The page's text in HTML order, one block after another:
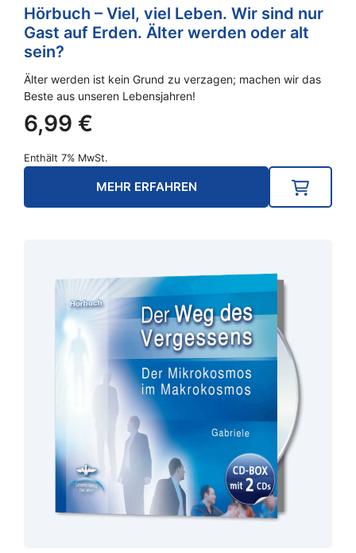
Hörbuch – Viel, viel Leben. Wir sind nur
Gast auf Erden. Älter werden oder alt
sein?
Älter werden ist kein Grund zu verzagen; machen wir das
Beste aus unseren Lebensjahren!
6,99 €
Enthält 7% MwSt.
MEHR ERFAHREN